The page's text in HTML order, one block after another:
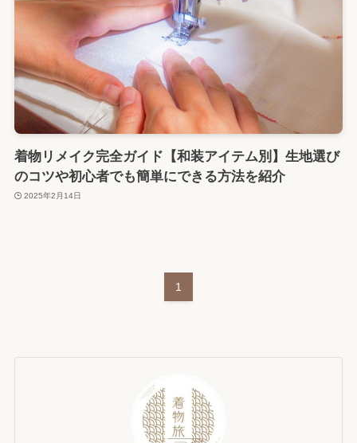
着物リメイク完全ガイド【和装アイテム別】生地選び
のコツや初心者でも簡単にできる方法を紹介
2025年2月14日
1